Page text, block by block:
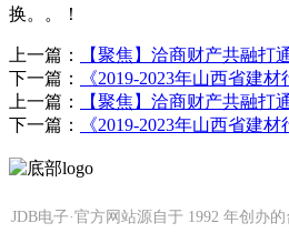
换。。！
上一篇：
【聚焦】洽商财产共融
下一篇：
《2019-2023年山西省建
上一篇：
【聚焦】洽商财产共融
下一篇：
《2019-2023年山西省建
JDB电子·官方网站源自于 1992 年创办